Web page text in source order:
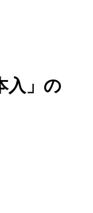
入」の